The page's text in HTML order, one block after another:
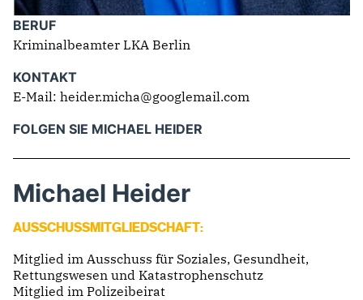
BERUF
Kriminalbeamter LKA Berlin
KONTAKT
E-Mail: heider.micha@googlemail.com
FOLGEN SIE MICHAEL HEIDER
Michael Heider
AUSSCHUSSMITGLIEDSCHAFT:
Mitglied im Ausschuss für Soziales, Gesundheit,
Rettungswesen und Katastrophenschutz
Mitglied im Polizeibeirat